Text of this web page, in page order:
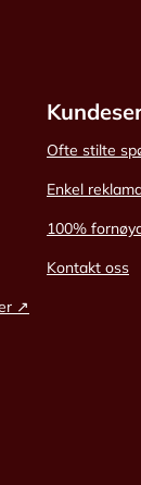
↗
Ofte stilte
Enkel
100%
Kontakt oss